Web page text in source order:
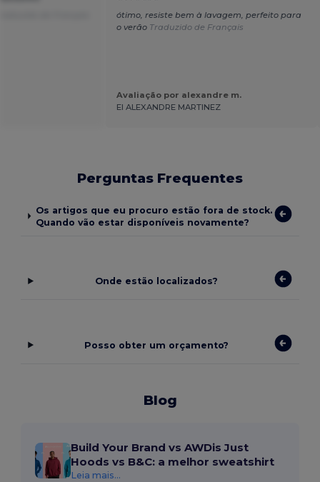
ótimo, resiste bem à lavagem, perfeito para
o verão Traduzido de Français
Avaliação por alexandre m.
EI ALEXANDRE MARTINEZ
Perguntas Frequentes
Os artigos que eu procuro estão fora de stock.
Quando vão estar disponíveis novamente?
Onde estão localizados?
Posso obter um orçamento?
Blog
Build Your Brand vs AWDis Just
Hoods vs B&C: a melhor sweatshirt
Leia mais...